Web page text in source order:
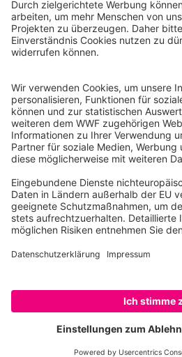
SPENDEN
WWF Deutschland
Reinhardtstr. 18
10117 Berlin
Ihre Spende kann steuerlich
Registriert als Stiftung WWF
Justiz Berlin, Az: 3416/976/2
Umsatzsteuer-
Freistellungsbescheid: Als
von der Körperschaftssteuer gem. §5
Steuernummer 27/641/09321